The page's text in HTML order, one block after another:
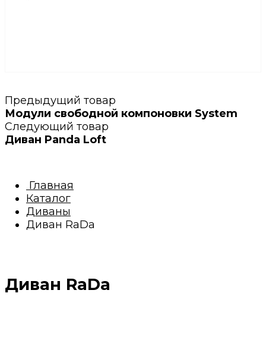
Предыдущий товар
Модули свободной компоновки System
Следующий товар
Диван Panda Loft
Главная
Каталог
Диваны
Диван RaDa
Диван RaDa